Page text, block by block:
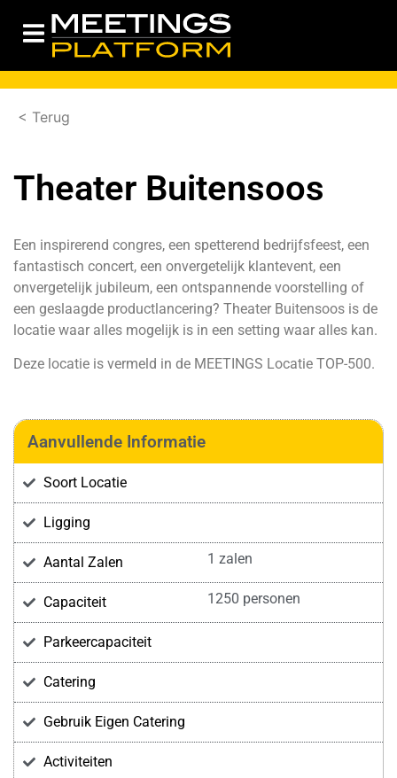
< Terug
Theater Buitensoos
Een inspirerend congres, een spetterend bedrijfsfeest, een
fantastisch concert, een onvergetelijk klantevent, een
onvergetelijk jubileum, een ontspannende voorstelling of
een geslaagde productlancering? Theater Buitensoos is de
locatie waar alles mogelijk is in een setting waar alles kan.
Deze locatie is vermeld in de MEETINGS Locatie TOP-500.
Aanvullende Informatie
Soort Locatie
Ligging
Aantal Zalen 1 zalen
Capaciteit 1250 personen
Parkeercapaciteit
Catering
Gebruik Eigen Catering
Activiteiten